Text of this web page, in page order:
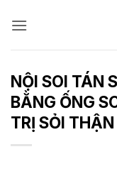
qua
NỘI SOI TÁN
BẰNG ỐNG
TRỊ SỎI